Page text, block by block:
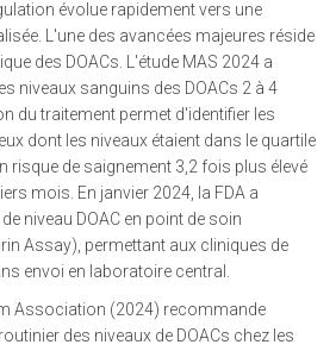
évolue rapidement vers une
L'une des avancées majeures réside
des DOACs. L'étude MAS 2024 a
niveaux sanguins des DOACs 2 à 4
du traitement permet d'identifier les
dont les niveaux étaient dans le quartile
risque de saignement 3,2 fois plus élevé
mois. En janvier 2024, la FDA a
niveau DOAC en point de soin
Assay), permettant aux cliniques de
envoi en laboratoire central.
Association (2024) recommande
des niveaux de DOACs chez les